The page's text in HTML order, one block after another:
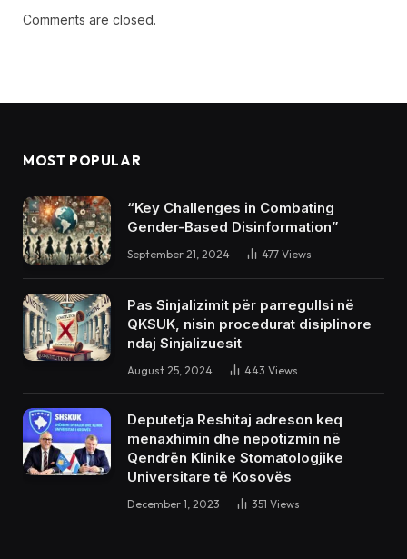
Comments are closed.
MOST POPULAR
“Key Challenges in Combating
Gender-Based Disinformation”
September 21, 2024 477 Views
Pas Sinjalizimit për parregullsi në
QKSUK, nisin procedurat disiplinore
ndaj Sinjalizuesit
August 25, 2024 443 Views
Deputetja Reshitaj adreson keq
menaxhimin dhe nepotizmin në
Qendrën Klinike Stomatologjike
Universitare të Kosovës
December 1, 2023 351 Views